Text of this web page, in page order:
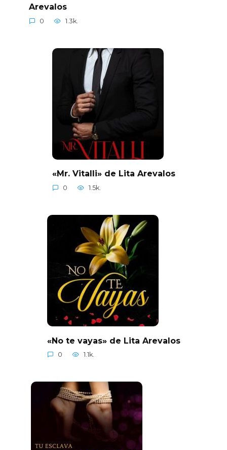
Arevalos
0 1.3k.
«Mr. Vitalli» de Lita Arevalos
0 1.5k.
«No te vayas» de Lita Arevalos
0 1.1k.